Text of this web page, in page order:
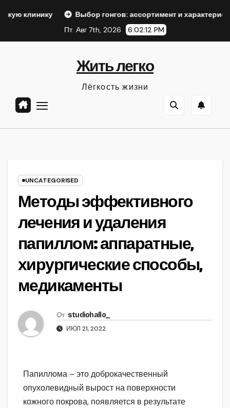
Выбор гонгов: ассортимент и характеристики
Пт. Авг 7th, 2026
6:02:13 PM
Жить легко
Лёгкость жизни
UNCATEGORISED
Методы эффективного
лечения и удаления
папиллом: аппаратные,
хирургические способы,
медикаменты
От studiohallo_
ИЮЛ 21, 2022
Папиллома – это доброкачественный
опухолевидный вырост на поверхности
кожного покрова, появляется в результате